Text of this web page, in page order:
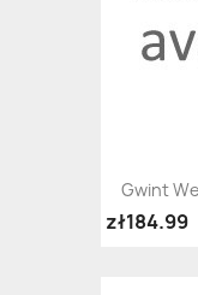
Gwint
zł184.99